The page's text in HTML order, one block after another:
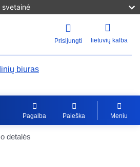
svetainė
Prisijungti lietuvių kalba
biuras
Pagalba Paieška Meniu
detalės
Actions Portlet